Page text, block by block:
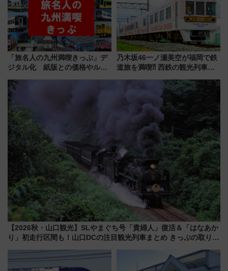
「旅名人の九州満喫きっぷ」デ
ジタル化 紙版との価格やルー
乃木坂46一ノ瀬美空が福岡で鉄
道旅を満喫⁈ 西鉄の観光列車
CHIKUGO」で巡る福岡･太宰
府･柳川の旅！YouTubeが公開
【2026秋・山口観光】SLやまぐち号「貴婦人」復活＆「はなあか
り」初走行区間も！山口DCの注目観光列車まとめ きっぷの取り方